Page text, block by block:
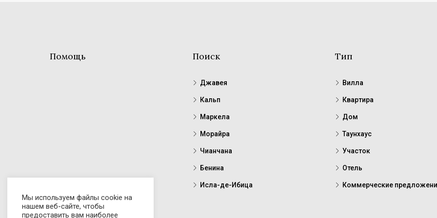
Помощь Поиск
Джавея
Кальп
Маркела
Морайра
Чианчана
Бенина
Исла-де-Ибица
Тип
Вилла
Квартира
Дом
Таунхаус
Участок
Отель
Коммерческие
Мы используем файлы cookie на
нашем веб-сайте, чтобы
предоставить вам наиболее